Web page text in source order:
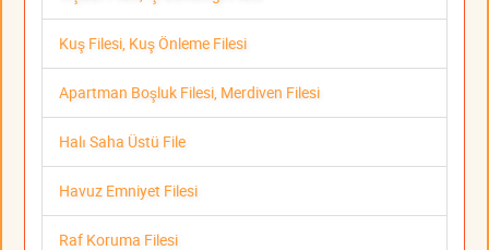
Kuş Filesi, Kuş Önleme Filesi
Apartman Boşluk Filesi, Merdiven Filesi
Halı Saha Üstü File
Havuz Emniyet Filesi
Raf Koruma Filesi